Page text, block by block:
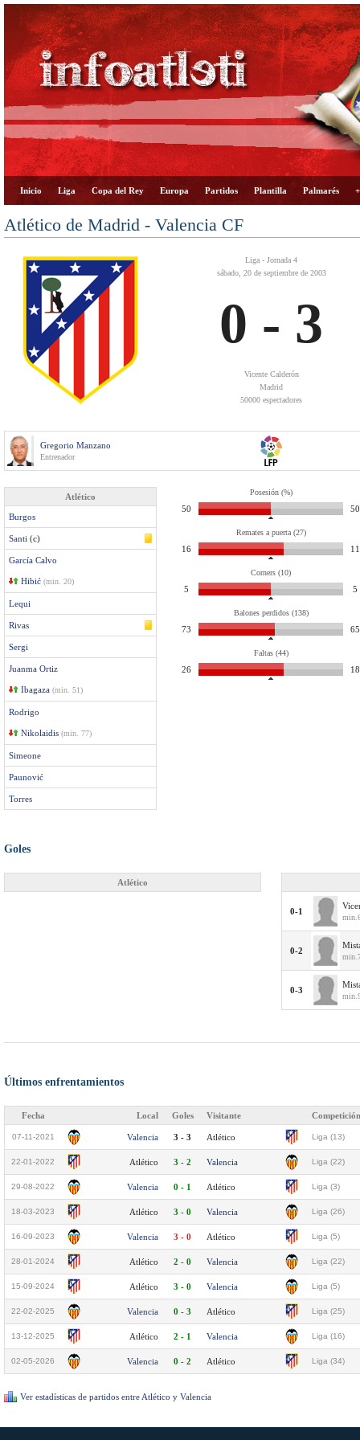
Inicio Liga Copa del Rey Europa Partidos Plantilla Palmarés
Atlético de Madrid - Valencia CF
Liga - Jornada 4
sábado, 20 de septiembre de 2003
0 - 3
Vicente Calderón
Madrid
50000 espectadores
Gregorio Manzano
Entrenador
Atlético
Burgos
Santi (c)
García Calvo
Hibić (min. 20)
Lequi
Rivas
Sergi
Juanma Ortiz
Ibagaza (min. 51)
Rodrigo
Nikolaidis (min. 77)
Simeone
Paunović
Torres
Posesión (%)
50 50
Remates a puerta (27)
16 11
Corners (10)
5 5
Balones perdidos (138)
73 65
Faltas (44)
26 18
Goles
Atlético
0-1
0-2
0-3
Últimos enfrentamientos
Fecha Local Goles Visitante Competición
07-11-2021 Valencia 3 - 3 Atlético Liga (13)
22-01-2022 Atlético 3 - 2 Valencia Liga (22)
29-08-2022 Valencia 0 - 1 Atlético Liga (3)
18-03-2023 Atlético 3 - 0 Valencia Liga (26)
16-09-2023 Valencia 3 - 0 Atlético Liga (5)
28-01-2024 Atlético 2 - 0 Valencia Liga (22)
15-09-2024 Atlético 3 - 0 Valencia Liga (5)
22-02-2025 Valencia 0 - 3 Atlético Liga (25)
13-12-2025 Atlético 2 - 1 Valencia Liga (16)
02-05-2026 Valencia 0 - 2 Atlético Liga (34)
Ver estadísticas de partidos entre Atlético y Valencia